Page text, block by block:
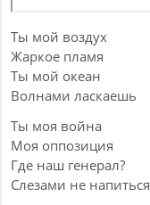
Ты мой воздух
Жаркое пламя
Ты мой океан
Волнами ласкаешь
Ты моя война
Моя оппозиция
Где наш генерал?
Слезами не напиться